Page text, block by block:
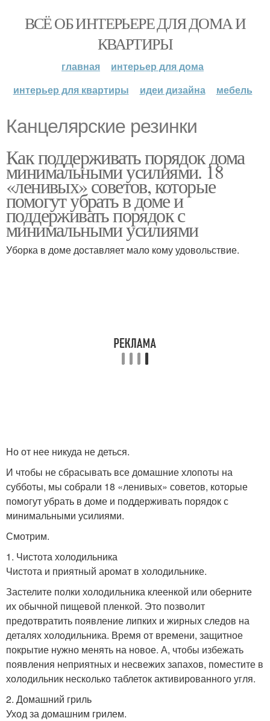
ВСЁ ОБ ИНТЕРЬЕРЕ ДЛЯ ДОМА И
КВАРТИРЫ
главная
интерьер для дома
интерьер для квартиры
идеи дизайна мебель
Канцелярские резинки
Как поддерживать порядок дома
минимальными усилиями. 18
«ленивых» советов, которые
помогут убрать в доме и
поддерживать порядок с
минимальными усилиями
Уборка в доме доставляет мало кому удовольствие.
Но от нее никуда не деться.
И чтобы не сбрасывать все домашние хлопоты на
субботы, мы собрали 18 «ленивых» советов, которые
помогут убрать в доме и поддерживать порядок с
минимальными усилиями.
Смотрим.
1. Чистота холодильника
Чистота и приятный аромат в холодильнике.
Застелите полки холодильника клеенкой или оберните
их обычной пищевой пленкой. Это позволит
предотвратить появление липких и жирных следов на
деталях холодильника. Время от времени, защитное
покрытие нужно менять на новое. А, чтобы избежать
появления неприятных и несвежих запахов, поместите в
холодильник несколько таблеток активированного угля.
2. Домашний гриль
Уход за домашним грилем.